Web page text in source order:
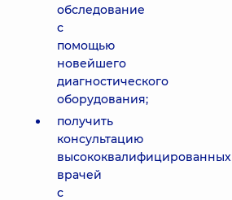
обследование
с
помощью
новейшего
диагностического
оборудования;
получить
консультацию
высококвалифицированных
врачей
с